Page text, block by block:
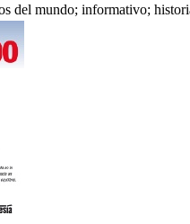
del mundo; informativo;